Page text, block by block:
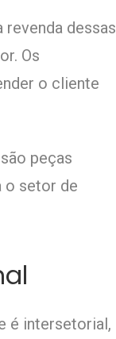
dessas
Os
o cliente
peças
o setor de
é intersetorial,